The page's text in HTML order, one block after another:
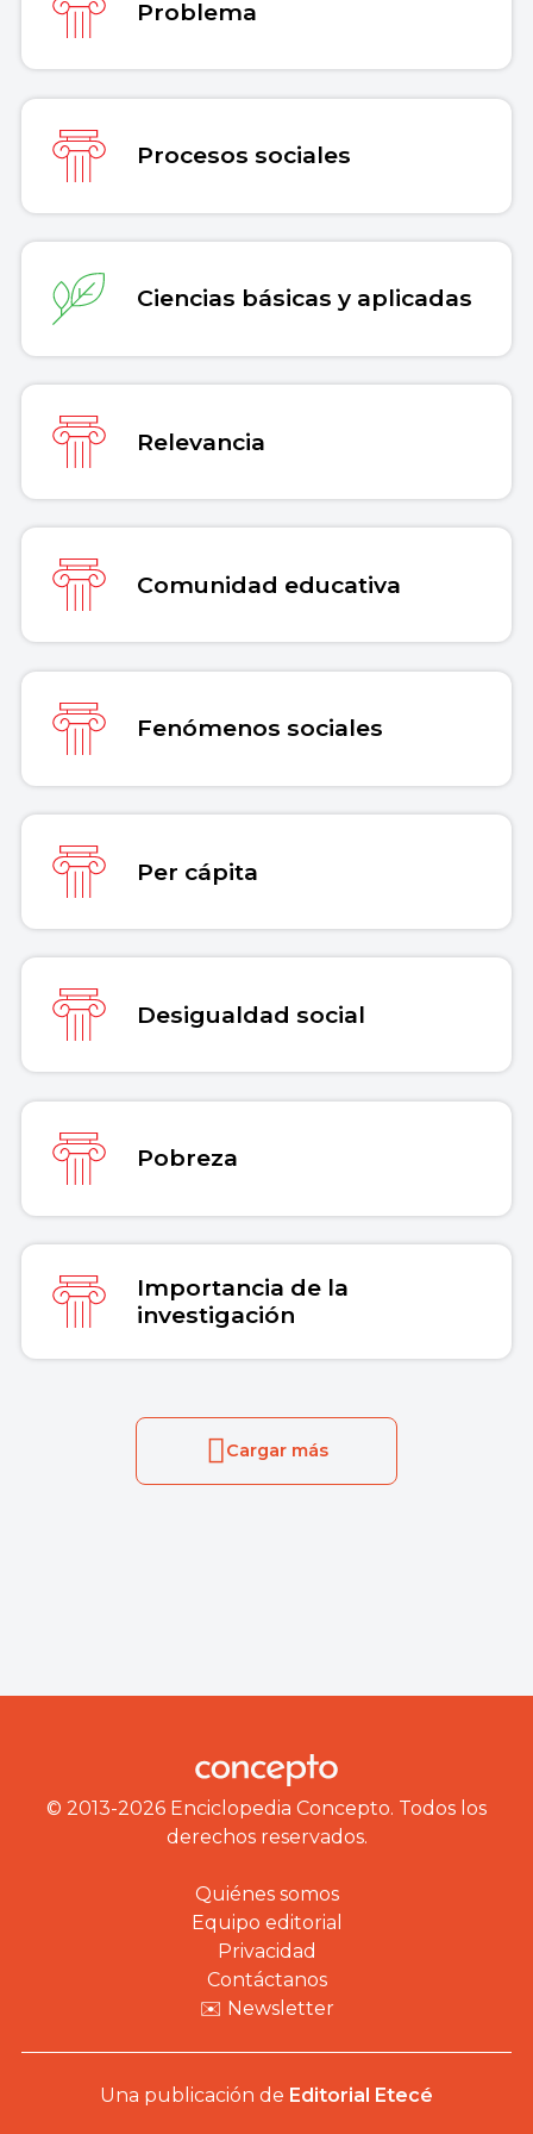
Problema
Procesos sociales
Ciencias básicas y aplicadas
Relevancia
Comunidad educativa
Fenómenos sociales
Per cápita
Desigualdad social
Pobreza
Importancia de la
investigación
Cargar más
© 2013-2026 Enciclopedia Concepto. Todos los
derechos reservados.
Quiénes somos
Equipo editorial
Privacidad
Contáctanos
✉️ Newsletter
Una publicación de Editorial Etecé